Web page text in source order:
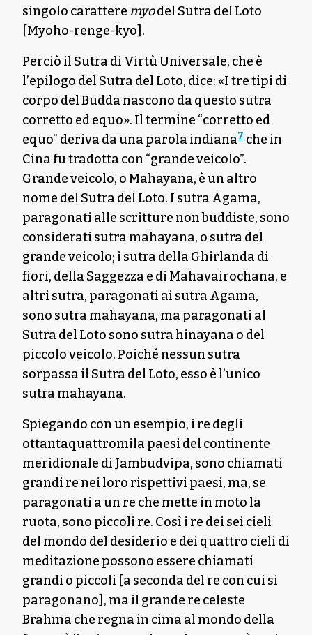
singolo caratteremyodel Sutra del Loto
[Myoho-renge-kyo].
Perciò il Sutra di Virtù Universale, che è
l’epilogo del Sutra del Loto, dice: «I tre tipi di
corpo del Budda nascono da questo sutra
corretto ed equo». Il termine “corretto ed
equo” deriva da una parola indiana7 che in
Cina fu tradotta con “grande veicolo”.
Grande veicolo, o Mahayana, è un altro
nome del Sutra del Loto. I sutra Agama,
paragonati alle scritture non buddiste, sono
considerati sutra mahayana, o sutra del
grande veicolo; i sutra della Ghirlanda di
fiori, della Saggezza e di Mahavairochana, e
altri sutra, paragonati ai sutra Agama,
sono sutra mahayana, ma paragonati al
Sutra del Loto sono sutra hinayana o del
piccolo veicolo. Poiché nessun sutra
sorpassa il Sutra del Loto, esso è l’unico
sutra mahayana.
Spiegando con un esempio, i re degli
ottantaquattromila paesi del continente
meridionale di Jambudvipa, sono chiamati
grandi re nei loro rispettivi paesi, ma, se
paragonati a un re che mette in moto la
ruota, sono piccoli re. Così i re dei sei cieli
del mondo del desiderio e dei quattro cieli di
meditazione possono essere chiamati
grandi o piccoli [a seconda del re con cui si
paragonano], ma il grande re celeste
Brahma che regna in cima al mondo della